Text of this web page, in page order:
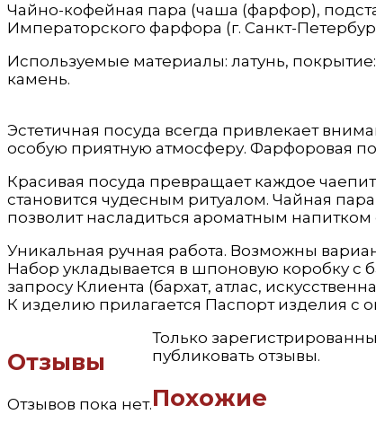
Чайно-кофейная пара (чаша (фарфор),
Императорского фарфора (г. Санкт-
Используемые материалы: латунь,
камень.
Эстетичная посуда всегда привлекает
особую приятную атмосферу. Фарфоровая
Красивая посуда превращает каждое
становится чудесным ритуалом. Чайная
позволит насладиться ароматным
Уникальная ручная работа. Возможны
Набор укладывается в шпоновую коробку с
запросу Клиента (бархат, атлас,
К изделию прилагается Паспорт изделия с
Отзывы
Отзывов пока нет.
Только
публиковать отзывы.
Похожие